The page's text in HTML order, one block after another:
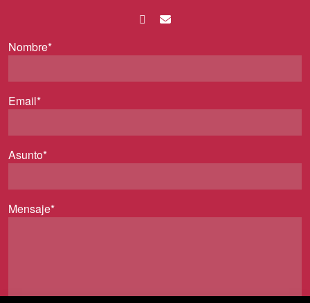
Nombre*
Email*
Asunto*
Mensaje*